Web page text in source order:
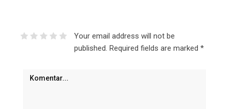
Your email address will not be
published. Required fields are marked *